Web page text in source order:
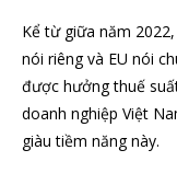
Kể từ giữa năm
nói riêng và EU nói
được hưởng thuế
doanh nghiệp Việt
giàu tiềm năng này.